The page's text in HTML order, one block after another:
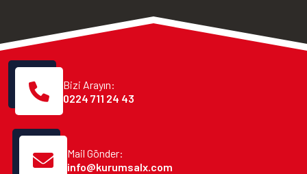
Bizi Arayın:
0224 711 24 43
Mail Gönder:
info@kurumsalx.com